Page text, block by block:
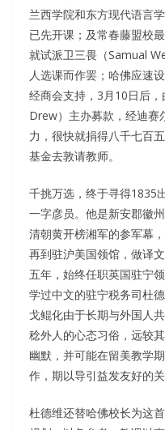
兰西学院和东方现代语言
已先开课；及常春藤盟校
就试派卫三畏（Samual
人选课而作罢；哈佛应速
经商会支持，3月10日后
Drew）主办募款，经迪赛
力，很快就捐得八千七百
基金去敦请教师。
千挑万选，终于寻得1835
一字彦员。他是新安郡徽
清朝黄开榜湘军的参军幕
再到驻沪美国领馆，做译
五年，始终任职英国驻宁
学过中文的驻宁税务司杜
戈鲲化由于长期与外国人
稔外人的心态习俗，远较
幽默，并可能在留美教学
作，期以导引益发友好的关
杜德维还替哈佛校长为这